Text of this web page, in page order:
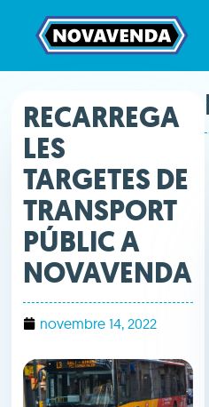
RECARREGA
LES
TARGETES DE
TRANSPORT
PÚBLIC A
NOVAVENDA
novembre 14, 2022